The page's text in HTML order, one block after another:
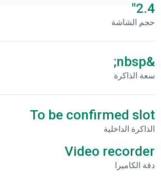
2.4"
حجم الشاشة
&nbsp;
سعة الذاكرة
To be confirmed slot
الذاكرة الداخلية
Video recorder
دقة الكاميرا